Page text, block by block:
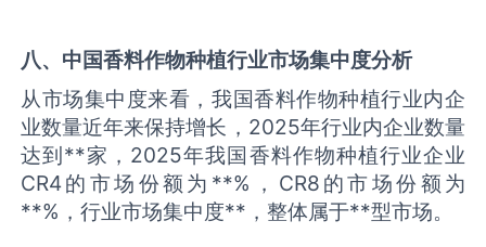
八、中国香料作物种植行业市场集中度分析
从市场集中度来看，我国香料作物种植行业内企
业数量近年来保持增长，2025年行业内企业数量
达到**家，2025年我国香料作物种植行业企业
CR4的市场份额为**%，CR8的市场份额为
**%，行业市场集中度**，整体属于**型市场。